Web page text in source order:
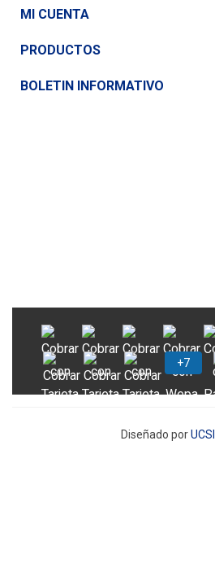
MI CUENTA
PRODUCTOS
BOLETIN INFORMATIVO
Diseñado porUCSI